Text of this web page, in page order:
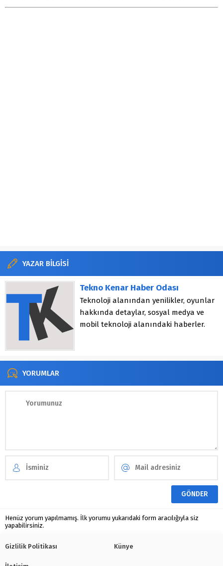
YAZAR BİLGİSİ
Tekno Kenar Haber Odası
Teknoloji alanından yenilikler, oyunlar
hakkında detaylar, sosyal medya ve
mobil teknoloji alanındaki haberler.
YORUMLAR
Henüz yorum yapılmamış. İlk yorumu yukarıdaki form aracılığıyla siz
yapabilirsiniz.
Gizlilik Politikası Künye